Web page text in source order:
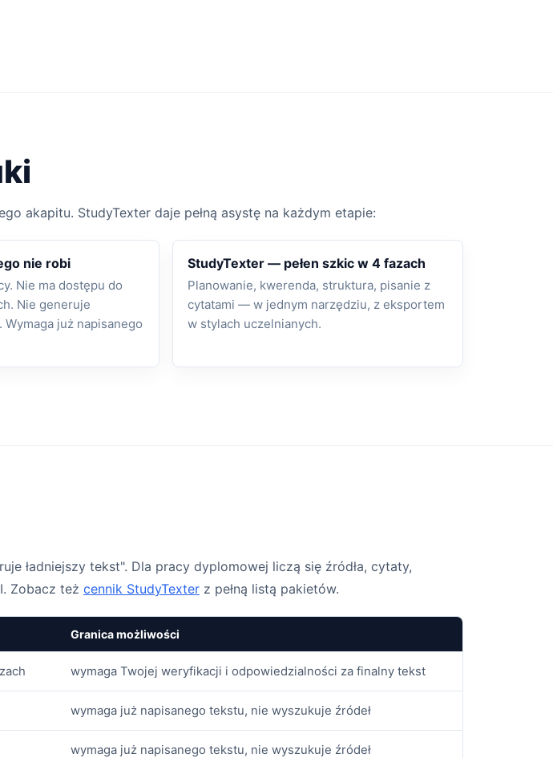
akapitu. StudyTexter daje pełną asystę na każdym etapie:
nie robi
Nie ma dostępu do
Nie generuje
Wymaga już napisanego
StudyTexter — pełen szkic w 4 fazach
Planowanie, kwerenda, struktura, pisanie z
cytatami — w jednym narzędziu, z eksportem
w stylach uczelnianych.
ładniejszy tekst". Dla pracy dyplomowej liczą się źródła, cytaty,
Zobacz też cennik StudyTexter z pełną listą pakietów.
Granica możliwości
wymaga Twojej weryfikacji i odpowiedzialności za finalny tekst
wymaga już napisanego tekstu, nie wyszukuje źródeł
wymaga już napisanego tekstu, nie wyszukuje źródeł